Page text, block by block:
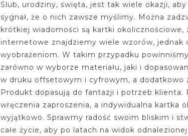
Ślub, urodziny, święta, jest tak wiele okazji,
sygnał, że o nich zawsze myślimy. Można
krótkiej wiadomości są kartki
internetowe znajdziemy wiele wzorów, jednak
wyobrażeniom. W takim przypadku
zarówno w wyborze materiału, jaki i
w druku offsetowym i cyfrowym, a dodatkowo
Produkt dopasują do fantazji i potrzeb klienta.
wręczenia zaproszenia, a indywidualna kartka
wyjątkowo. Sprawmy radość swoim bliskim i
całe życie, aby po latach na widok